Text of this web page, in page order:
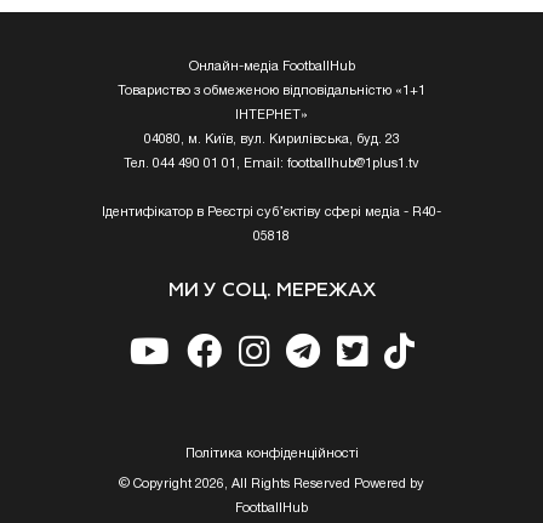
Онлайн-медіа FootballHub
Товариство з обмеженою відповідальністю «1+1
ІНТЕРНЕТ»
04080, м. Київ, вул. Кирилівська, буд. 23
Тел. 044 490 01 01, Email: footballhub@1plus1.tv
Ідентифікатор в Реєстрі суб’єктіву сфері медіа - R40-
05818
МИ У СОЦ. МЕРЕЖАХ
Полiтика конфiденцiйностi
© Copyright 2026, All Rights Reserved Powered by
FootballHub